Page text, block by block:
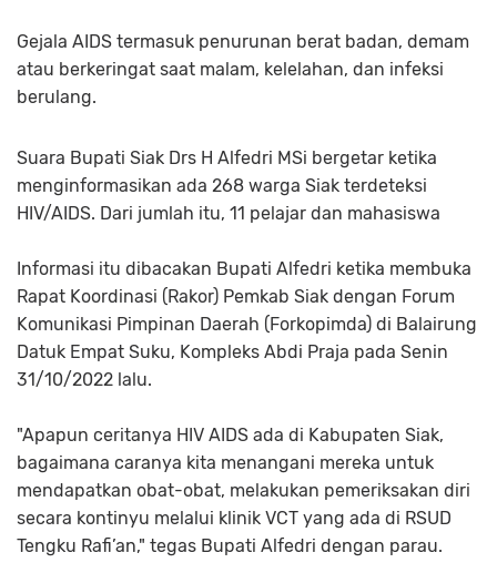
Gejala AIDS termasuk penurunan berat badan, demam
atau berkeringat saat malam, kelelahan, dan infeksi
berulang.
Suara Bupati Siak Drs H Alfedri MSi bergetar ketika
menginformasikan ada 268 warga Siak terdeteksi
HIV/AIDS. Dari jumlah itu, 11 pelajar dan mahasiswa
Informasi itu dibacakan Bupati Alfedri ketika membuka
Rapat Koordinasi (Rakor) Pemkab Siak dengan Forum
Komunikasi Pimpinan Daerah (Forkopimda) di Balairung
Datuk Empat Suku, Kompleks Abdi Praja pada Senin
31/10/2022 lalu.
"Apapun ceritanya HIV AIDS ada di Kabupaten Siak,
bagaimana caranya kita menangani mereka untuk
mendapatkan obat-obat, melakukan pemeriksakan diri
secara kontinyu melalui klinik VCT yang ada di RSUD
Tengku Rafi’an," tegas Bupati Alfedri dengan parau.